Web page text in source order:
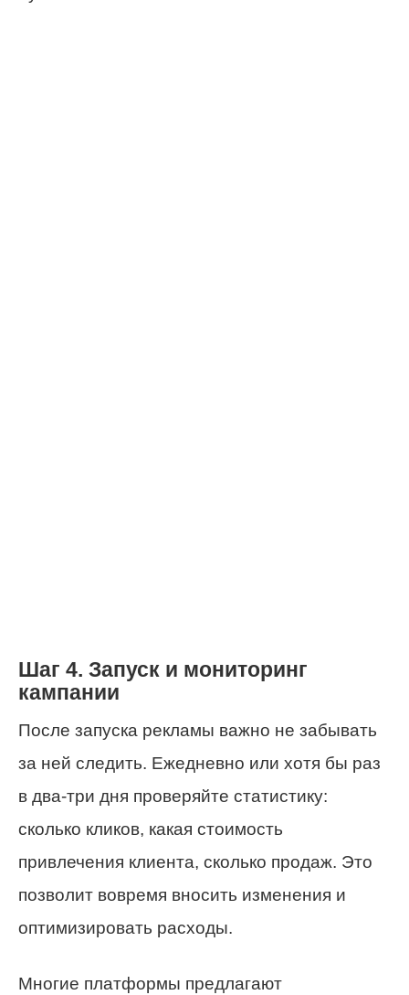
Шаг 4. Запуск и мониторинг
кампании
После запуска рекламы важно не забывать
за ней следить. Ежедневно или хотя бы раз
в два-три дня проверяйте статистику:
сколько кликов, какая стоимость
привлечения клиента, сколько продаж. Это
позволит вовремя вносить изменения и
оптимизировать расходы.
Многие платформы предлагают